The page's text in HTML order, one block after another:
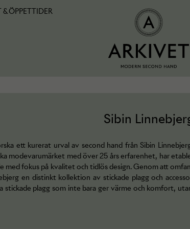
ÖPPETTIDER
Sibin
ett kurerat urval av second hand från Sibin
modevarumärket med över 25 års erfarenhet, har
med fokus på kvalitet och tidlös design. Genom att
en distinkt kollektion av stickade plagg och
stickade plagg som inte bara ger värme och komfort,